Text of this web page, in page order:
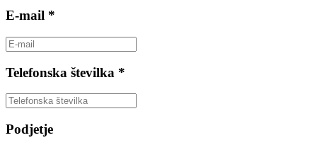
E-mail *
Telefonska številka *
Podjetje